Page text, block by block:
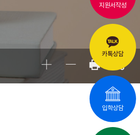
지원서작성
카톡상담
입학상담